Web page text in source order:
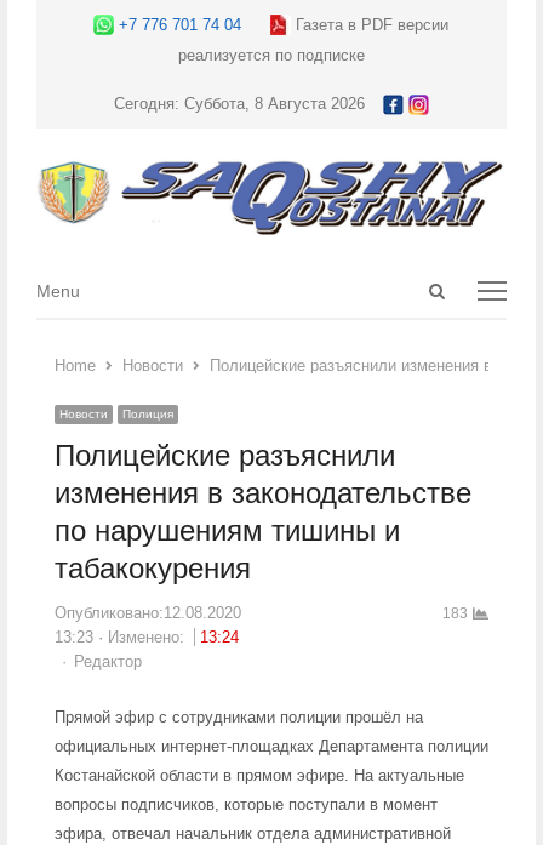
+7 776 701 74 04
Газета в PDF версии
реализуется по подписке
Сегодня: Суббота, 8 Августа 2026
Open
Menu
Menu
Home Новости Полицейские разъяснили изменения в
Новости Полиция
Полицейские разъяснили
изменения в законодательстве
по нарушениям тишины и
табакокурения
Опубликовано:12.08.2020
13:23
Изменено:
13:24
Author
Редактор
183
Прямой эфир с сотрудниками полиции прошёл на
официальных интернет-площадках Департамента полиции
Костанайской области в прямом эфире. На актуальные
вопросы подписчиков, которые поступали в момент
эфира, отвечал начальник отдела административной